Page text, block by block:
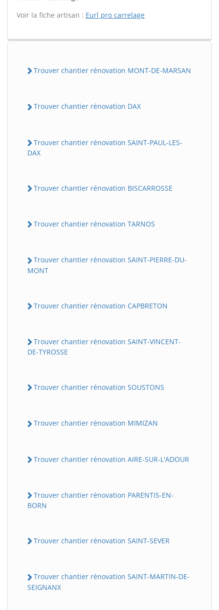
Voir la fiche artisan : Eurl pro carrelage
Trouver chantier rénovation MONT-DE-MARSAN
Trouver chantier rénovation DAX
Trouver chantier rénovation SAINT-PAUL-LES-
DAX
Trouver chantier rénovation BISCARROSSE
Trouver chantier rénovation TARNOS
Trouver chantier rénovation SAINT-PIERRE-DU-
MONT
Trouver chantier rénovation CAPBRETON
Trouver chantier rénovation SAINT-VINCENT-
DE-TYROSSE
Trouver chantier rénovation SOUSTONS
Trouver chantier rénovation MIMIZAN
Trouver chantier rénovation AIRE-SUR-L'ADOUR
Trouver chantier rénovation PARENTIS-EN-
BORN
Trouver chantier rénovation SAINT-SEVER
Trouver chantier rénovation SAINT-MARTIN-DE-
SEIGNANX